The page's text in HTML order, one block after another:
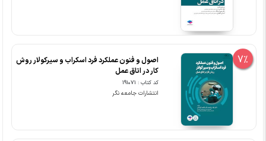
7%
اصول و فنون عملکرد فرد اسکراب و سیرکولار روش
کار در اتاق عمل
کد کتاب : 191071
انتشارات جامعه نگر